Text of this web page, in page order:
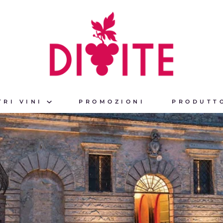
VINI PROMOZIONI